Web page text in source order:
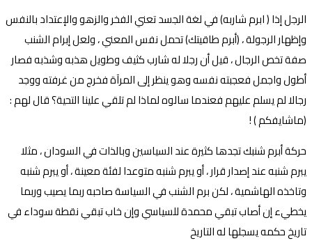
الرجل إذا ( ابرم شاربه) في لغة الجسد تعني الفخر والزهو والإعتداد بالنفس
وإظهار الرجولة ، (أبرم طاقيتك) تحمل نفس المعني ، ولعل إبرام الشنب
صفة تخص الرجال ، قيل أن رجلا له شارب كثيف وطويل هذبه وشذبه فصار
أطول واجمل فعجبته نفسه وهو ينظر إلى المرآة فخرج من غرفته ووجد
رجالا لم يسلم عليهم فعندما سالوه لماذا لم تلقي علينا التحية؟ قال لهم :
(ماشايفكم ) !
حركة أبرم شنبك تجدها كثيرة عند السياسين وبالذات في السودان ، مثلا
يبرم شنبه عند إصدار قرار ، أو يبرم شنبه متوعدا لفئة معينة ، أو يبرم شنبه
وتاخذه الهاشمية ، لكن برم الشنب في السياسة صاحبه ربما يصيب وربما
يخطيء إن أصاب تبقي محمدة للسياسي وإن خاب تبقي نقطة سوداء في
تاريخ حكمه يسجلها له التاريخ